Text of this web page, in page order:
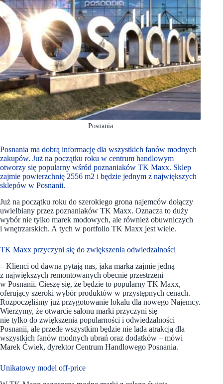
Posnania
Posnania ma dobrą informację dla wszystkich fanów modnych
zakupów. Już na początku roku w centrum handlowym
otworzy się popularny wśród poznaniaków TK Maxx. Sklep
zajmie powierzchnię 2556 m2 i będzie jednym z największych
sklepów w Posnanii.
Już na początku roku do szerokiego grona najemców dołączy
uwielbiany przez poznaniaków TK Maxx. Oznacza to duży
wybór nie tylko marek modowych, ale również obuwniczych
i wnętrzarskich. A tych w portfolio TK Maxx jest wiele.
TK Maxx przyczyni się do zwiększenia odwiedzalności
– Klienci od dawna pytają nas, jaka marka zajmie jedną
z największych remontowanych obecnie przestrzeni
w Posnanii. Cieszę się, że będzie to popularny TK Maxx,
oferujący szeroki wybór produktów w przystępnych cenach.
Rozpoczęliśmy już przygotowanie lokalu dla nowego Najemcy.
Wierzymy, że otwarcie salonu marki przyczyni się
nie tylko do zwiększenia popularności i odwiedzalności
Posnanii, ale przede wszystkim będzie nie lada atrakcją dla
wszystkich fanów modnych ubrań oraz dodatków – mówi
Marek Ćwiek, dyrektor Centrum Handlowego Posnania.
Unikatowy model off-price